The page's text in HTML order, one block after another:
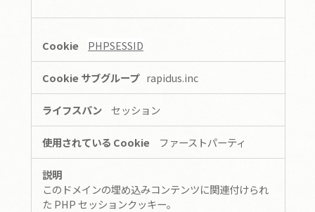
PHPSESSID
rapidus.inc
セッション
ファーストパーティ
このドメインの埋め込みコンテンツに関連付けられ
た PHP セッションクッキー。